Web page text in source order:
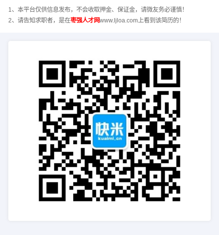
1、本平台仅供信息发布，不会收取押金、保证金，请微友务必谨慎！
2、请告知求职者，是在枣强人才网www.ljloa.com上看到该简历的！